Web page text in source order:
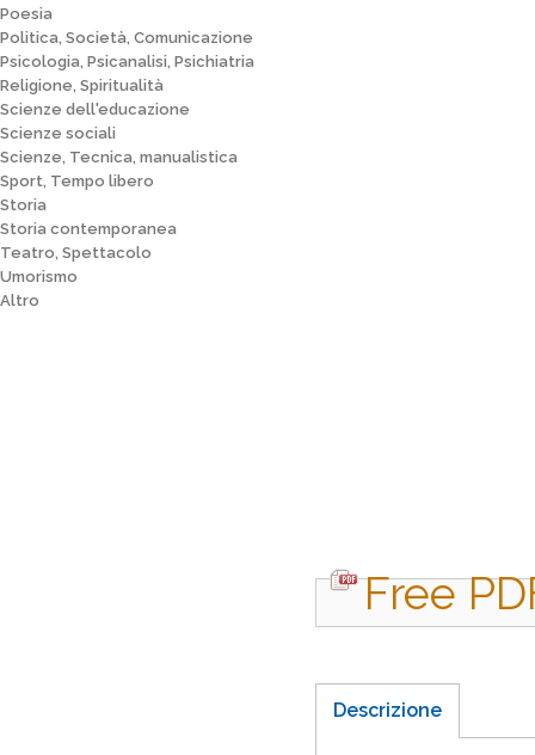
Poesia
Politica, Società, Comunicazione
Psicologia, Psicanalisi, Psichiatria
Religione, Spiritualità
Scienze dell'educazione
Scienze sociali
Scienze, Tecnica, manualistica
Sport, Tempo libero
Storia
Storia contemporanea
Teatro, Spettacolo
Umorismo
Altro
Free
Descrizione